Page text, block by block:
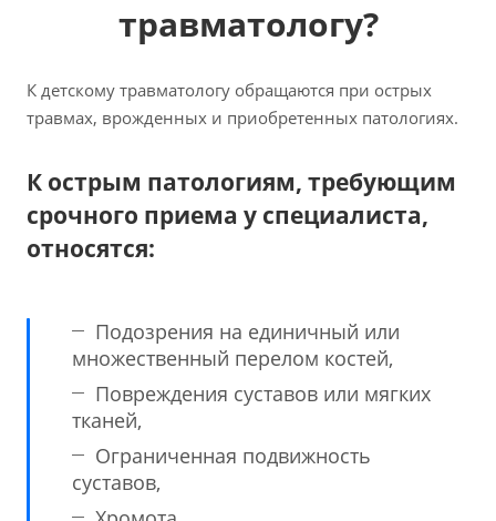
травматологу?
К детскому травматологу обращаются при острых
травмах, врожденных и приобретенных патологиях.
К острым патологиям, требующим
срочного приема у специалиста,
относятся:
Подозрения на единичный или
множественный перелом костей,
Повреждения суставов или мягких
тканей,
Ограниченная подвижность
суставов,